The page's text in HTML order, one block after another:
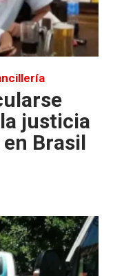
justicia
Brasil